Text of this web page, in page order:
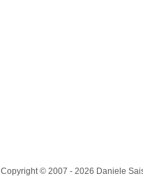
Copyright © 2007 - 2026 Daniele